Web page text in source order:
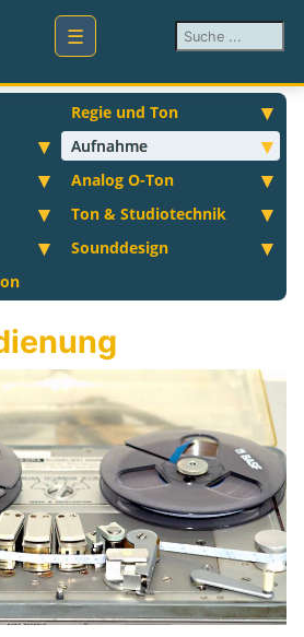
Suchen ...
Regie und Ton
Aufnahme
Analog O-Ton
Ton & Studiotechnik
Sounddesign